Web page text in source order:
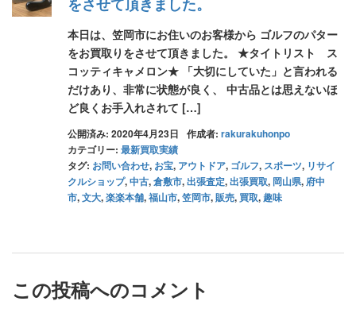
本日は、笠岡市にお住いのお客様から ゴルフのパター
をお買取りをさせて頂きました。 ★タイトリスト ス
コッティキャメロン★ 「大切にしていた」と言われる
だけあり、非常に状態が良く、 中古品とは思えないほ
ど良くお手入れされて […]
公開済み: 2020年4月23日 作成者: rakurakuhonpo
カテゴリー: 最新買取実績
タグ: お問い合わせ, お宝, アウトドア, ゴルフ, スポーツ, リサイ
クルショップ,中古,倉敷市,出張査定,出張買取, 岡山県, 府中
市,文大,楽楽本舗,福山市,笠岡市,販売, 買取,趣味
この投稿へのコメント